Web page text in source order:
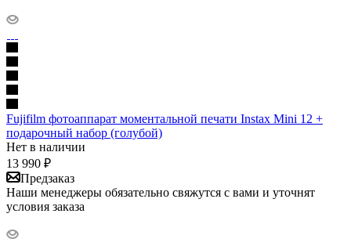
Fujifilm фотоаппарат моментальной печати Instax Mini 12 +
подарочный набор (голубой)
Нет в наличии
13 990 ₽
Предзаказ
Наши менеджеры обязательно свяжутся с вами и уточнят
условия заказа